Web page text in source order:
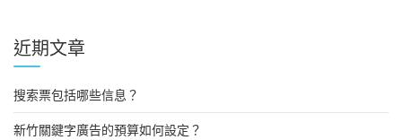
近期文章
搜索票包括哪些信息？
新竹關鍵字廣告的預算如何設定？